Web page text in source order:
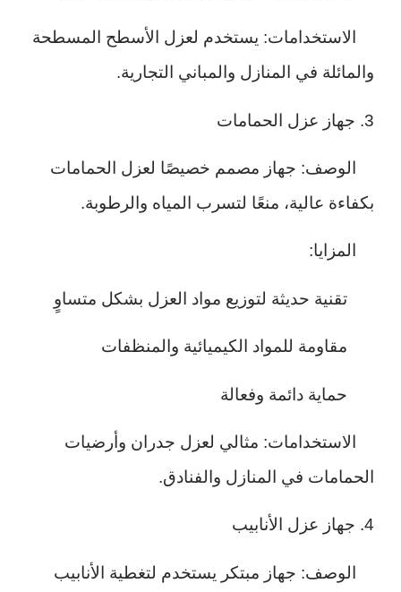
الاستخدامات: يستخدم لعزل الأسطح المسطحة
والمائلة في المنازل والمباني التجارية.
3. جهاز عزل الحمامات
الوصف: جهاز مصمم خصيصًا لعزل الحمامات
بكفاءة عالية، منعًا لتسرب المياه والرطوبة.
المزايا:
تقنية حديثة لتوزيع مواد العزل بشكل متساوٍ
مقاومة للمواد الكيميائية والمنظفات
حماية دائمة وفعالة
الاستخدامات: مثالي لعزل جدران وأرضيات
الحمامات في المنازل والفنادق.
4. جهاز عزل الأنابيب
الوصف: جهاز مبتكر يستخدم لتغطية الأنابيب